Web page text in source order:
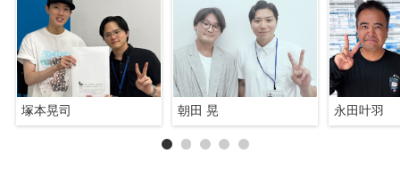
塚本晃司 朝田 晃 永田叶羽